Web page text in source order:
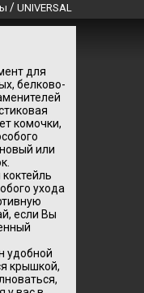
/ UNIVERSAL
для
белково-
комочки,
или
ухода
если Вы
удобной
крышкой,